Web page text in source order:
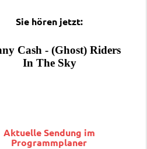
Sie hören jetzt:
Aktuelle Sendung im
Programmplaner